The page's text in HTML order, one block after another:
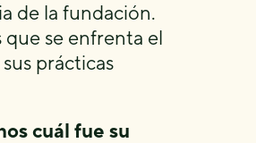
de la fundación.
se enfrenta el
prácticas
cuál fue su